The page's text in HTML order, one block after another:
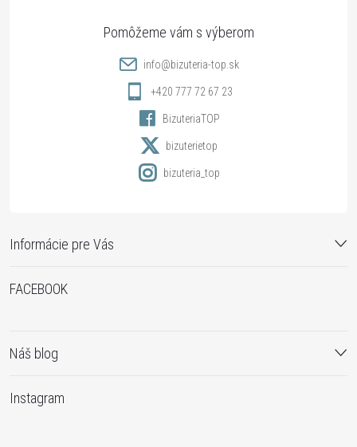
Informácie pre Vás
info@bizuteria-top.sk
+420 777 72 67 23
BizuteriaTOP
bizuterietop
bizuteria_top
FACEBOOK
Náš blog
Instagram